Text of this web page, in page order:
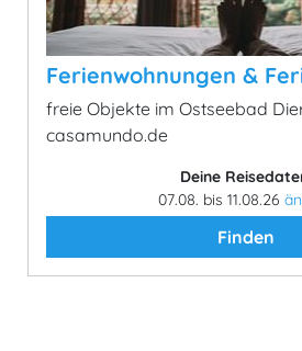
Ferienwohnungen &
freie Objekte im Ostseebad
casamundo.de
Deine
07.08. bis 11.08.26
Finden